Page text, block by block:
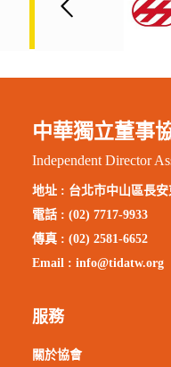
中華獨立董事
Independent Director
地址 : 台北市中山區長
電話 : (02) 7717-9933
傳真 : (02) 2581-6652
Email :info@tidatw.org
服務
關於協會